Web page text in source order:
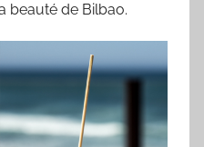
beauté de Bilbao.